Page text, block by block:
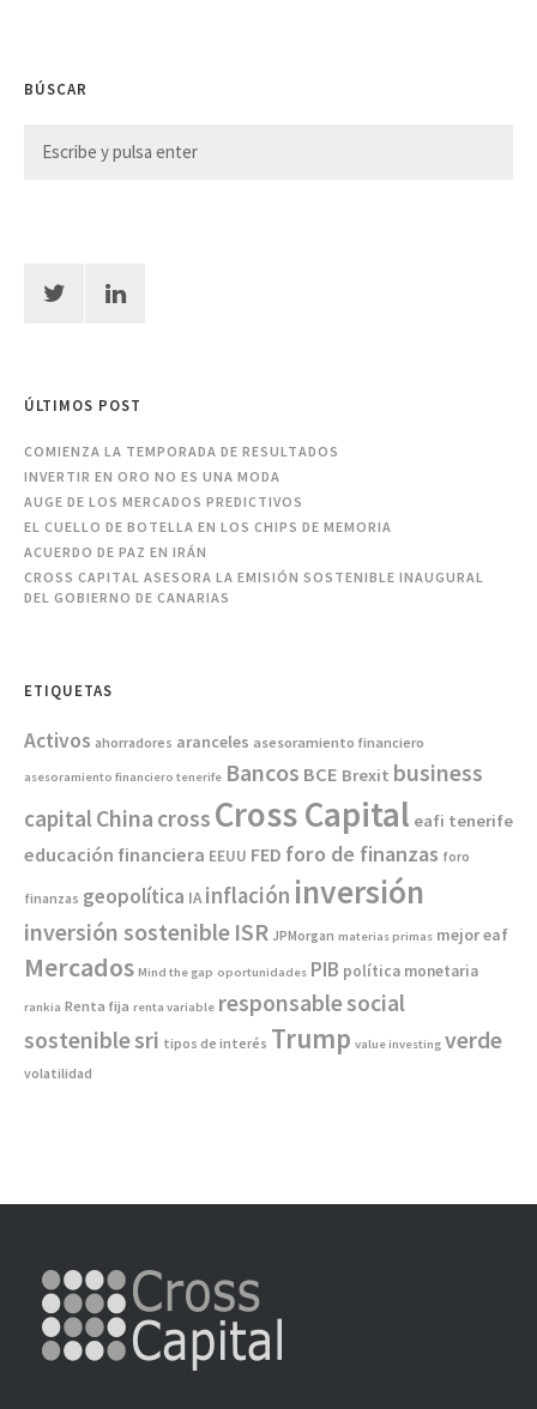
BÚSCAR
ÚLTIMOS POST
COMIENZA LA TEMPORADA DE RESULTADOS
INVERTIR EN ORO NO ES UNA MODA
AUGE DE LOS MERCADOS PREDICTIVOS
EL CUELLO DE BOTELLA EN LOS CHIPS DE MEMORIA
ACUERDO DE PAZ EN IRÁN
CROSS CAPITAL ASESORA LA EMISIÓN SOSTENIBLE INAUGURAL
DEL GOBIERNO DE CANARIAS
ETIQUETAS
Activos ahorradores aranceles asesoramiento financiero
asesoramiento financiero tenerife Bancos BCE Brexit business
capitalChina cross Cross Capital eafi tenerife
educación financiera EEUU FED foro de finanzas foro
finanzas geopolítica IA inflación inversión
inversión sostenible ISR JPMorgan materias primas mejor eaf
Mercados Mind the gap oportunidades PIB política monetaria
rankia Renta fija renta variable responsablesocial
sosteniblesri tipos de interés Trump value investing verde
volatilidad